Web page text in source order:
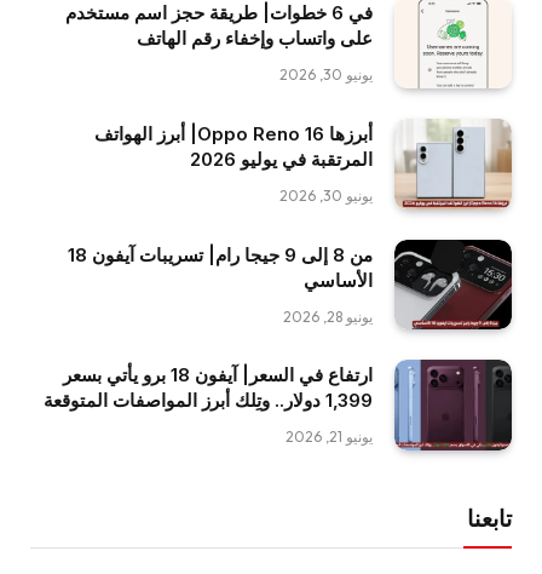
في 6 خطوات| طريقة حجز اسم مستخدم
على واتساب وإخفاء رقم الهاتف
يونيو 30, 2026
أبرزها Oppo Reno 16| أبرز الهواتف
المرتقبة في يوليو 2026
يونيو 30, 2026
من 8 إلى 9 جيجا رام| تسريبات آيفون 18
الأساسي
يونيو 28, 2026
ارتفاع في السعر| آيفون 18 برو يأتي بسعر
1,399 دولار.. وتِلك أبرز المواصفات المتوقعة
يونيو 21, 2026
تابعنا